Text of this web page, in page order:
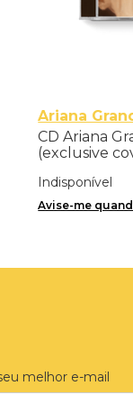
Ariana
CD Ariana
(exclusive
Indisponível
Avise-me
melhor e-mail